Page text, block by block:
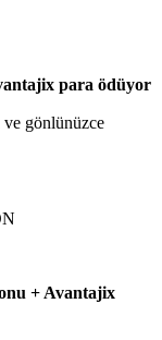
para ödüyor
ve gönlünüzce
+ Avantajix